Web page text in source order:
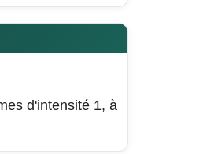
d'intensité 1, à